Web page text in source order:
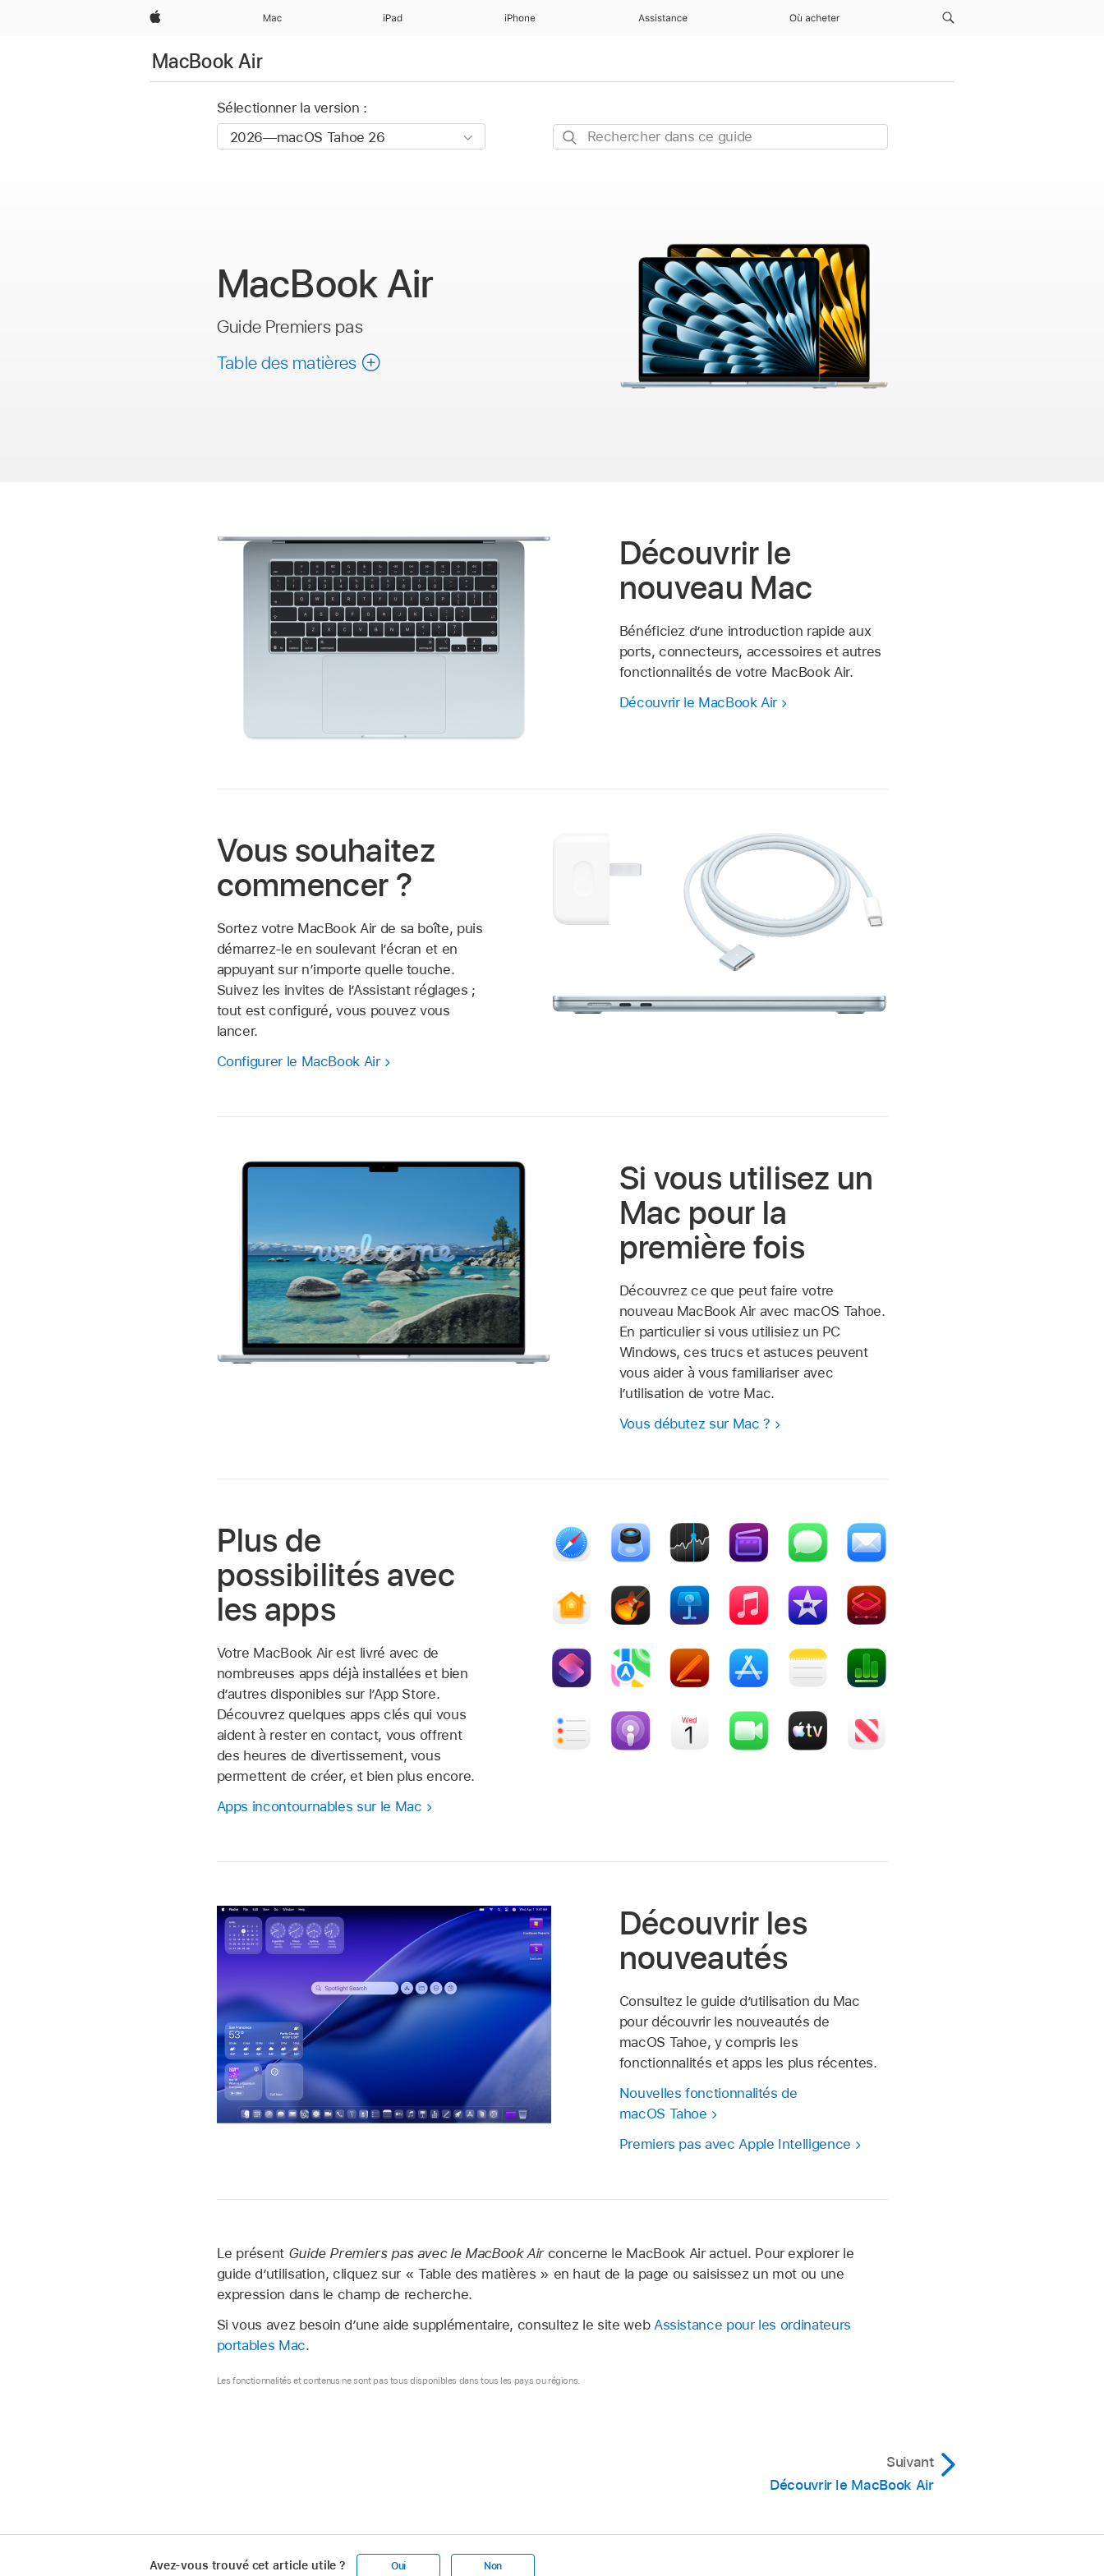
Apple Mac iPad iPhone Assistance Où acheter
MacBook Air
Sélectionner la version :
Rechercher
MacBook Air
Guide Premiers pas
Table des matières
Découvrir le
nouveau Mac
Bénéficiez d’une introduction rapide aux
ports, connecteurs, accessoires et autres
fonctionnalités de votre MacBook Air.
Découvrir le MacBook Air
Vous souhaitez
commencer ?
Sortez votre MacBook Air de sa boîte, puis
démarrez-le en soulevant l’écran et en
appuyant sur n’importe quelle touche.
Suivez les invites de l’Assistant réglages ;
tout est configuré, vous pouvez vous
lancer.
Configurer le MacBook Air
Si vous utilisez un
Mac pour la
première fois
Découvrez ce que peut faire votre
nouveau MacBook Air avec macOS Tahoe.
En particulier si vous utilisiez un PC
Windows, ces trucs et astuces peuvent
vous aider à vous familiariser avec
l’utilisation de votre Mac.
Vous débutez sur Mac ?
Plus de
possibilités avec
les apps
Votre MacBook Air est livré avec de
nombreuses apps déjà installées et bien
d’autres disponibles sur l’App Store.
Découvrez quelques apps clés qui vous
aident à rester en contact, vous offrent
des heures de divertissement, vous
permettent de créer, et bien plus encore.
Apps incontournables sur le Mac
Découvrir les
nouveautés
Consultez le guide d’utilisation du Mac
pour découvrir les nouveautés de
macOS Tahoe, y compris les
fonctionnalités et apps les plus récentes.
Nouvelles fonctionnalités de
macOS Tahoe
Premiers pas avec Apple Intelligence
Le présent Guide Premiers pas avec le MacBook Airconcerne le MacBook Air actuel. Pour explorer le
guide d’utilisation, cliquez sur « Table des matières » en haut de la page ou saisissez un mot ou une
expression dans le champ de recherche.
Si vous avez besoin d’une aide supplémentaire, consultez le site web Assistance pour les ordinateurs
portables Mac.
Les fonctionnalités et contenus ne sont pas tous disponibles dans tous les pays ou régions.
Suivant
Découvrir le MacBook Air
Avez-vous trouvé cet article utile ? Oui Non